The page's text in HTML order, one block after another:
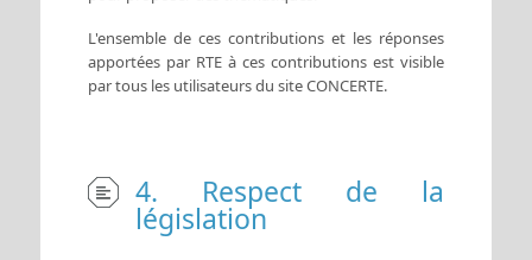
L'ensemble de ces contributions et les réponses
apportées par RTE à ces contributions est visible
par tous les utilisateurs du site CONCERTE.
4. Respect de la
législation